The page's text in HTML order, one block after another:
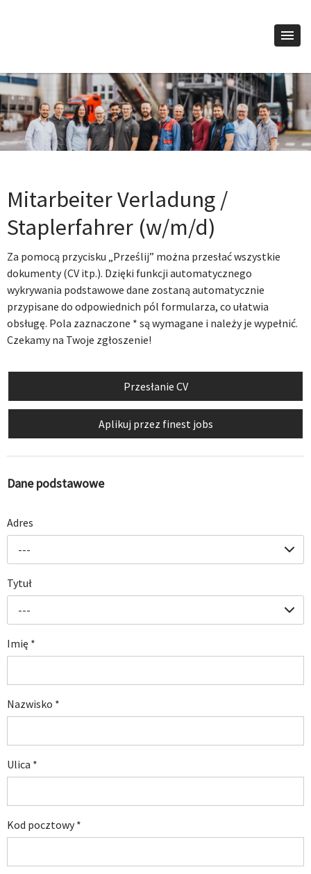
Mitarbeiter Verladung /
Staplerfahrer (w/m/d)
Za pomocą przycisku „Prześlij” można przesłać wszystkie
dokumenty (CV itp.). Dzięki funkcji automatycznego
wykrywania podstawowe dane zostaną automatycznie
przypisane do odpowiednich pól formularza, co ułatwia
obsługę. Pola zaznaczone * są wymagane i należy je wypełnić.
Czekamy na Twoje zgłoszenie!
Przesłanie CV
Aplikuj przez finest jobs
Dane podstawowe
Adres
---
Tytuł
---
Imię *
Nazwisko *
Ulica *
Kod pocztowy*